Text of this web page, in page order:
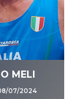
MELI
07/2024